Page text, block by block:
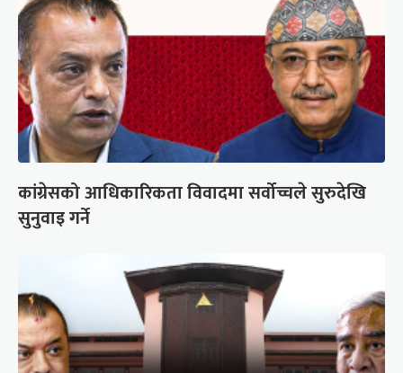
कांग्रेसको आधिकारिकता विवादमा सर्वोच्चले सुरुदेखि
सुनुवाइ गर्ने